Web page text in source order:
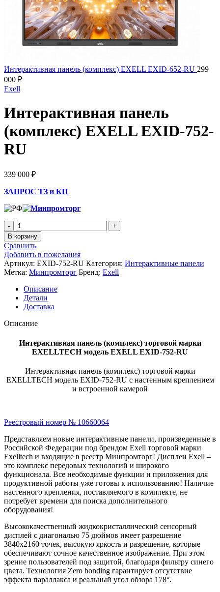
Интерактивная панель (комплекс) EXELL EXID-652-RU 299
000 ₽
Exell
Интерактивная панель
(комплекс) EXELL EXID-752-
RU
339 000 ₽
ЗАПРОС ТЗ и КП
В корзину
Сравнить
Добавить в пожелания
Артикул: EXID-752-RU Категория: Интерактивные панели
Метка: Минпромторг Бренд: Exell
Описание
Детали
Доставка
Описание
Интерактивная панель (комплекс) торговой марки
EXELLTECH модель EXELL EXID-752-RU
Интерактивная панель (комплекс) торговой марки
EXELLTECH модель EXID-752-RU с настенным креплением
и встроенной камерой
Реестровый номер № 10660064
Представляем новые интерактивные панели, произведенные в
Российской Федерации под брендом Exell торговой марки
Exelltech и входящие в реестр Минпромторг! Дисплеи Exell –
это комплекс передовых технологий и широкого
функционала. Все необходимые функции и приложения для
продуктивной работы уже готовы к использованию! Наличие
настенного крепления, поставляемого в комплекте, не
потребует времени для поиска дополнительного
оборудования!
Высококачественный жидкокристаллический сенсорный
дисплей с диагональю 75 дюймов имеет разрешение
3840х2160 точек, высокую яркость и разрешение, которые
обеспечивают сочное качественное изображение. При этом
зрение пользователей под защитой, благодаря фильтру синего
цвета. Технология Zero bonding гарантирует отсутствие
эффекта параллакса и реальный угол обзора 178°.